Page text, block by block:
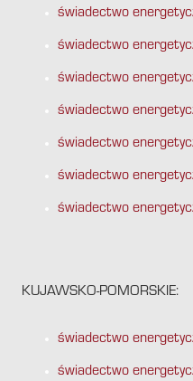
świadectwo
świadectwo
świadectwo
świadectwo
świadectwo
świadectwo
świadectwo
KUJAWSKO-POMORSKIE:
świadectwo
świadectwo